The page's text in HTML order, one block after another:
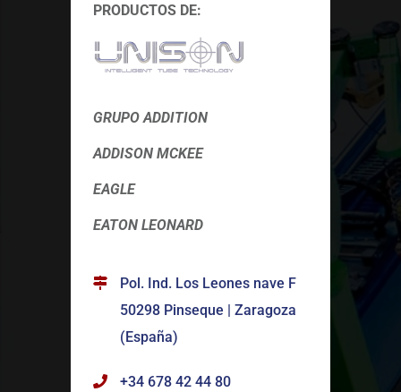
PRODUCTOS DE:
GRUPO ADDITION
ADDISON MCKEE
EAGLE
EATON LEONARD
Pol. Ind. Los Leones nave F
50298 Pinseque | Zaragoza
(España)
+34 678 42 44 80